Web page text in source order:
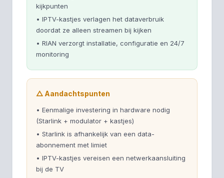
kijkpunten
• IPTV-kastjes verlagen het dataverbruik
doordat ze alleen streamen bij kijken
• RIAN verzorgt installatie, configuratie en 24/7
monitoring
△ Aandachtspunten
• Eenmalige investering in hardware nodig
(Starlink + modulator + kastjes)
• Starlink is afhankelijk van een data-
abonnement met limiet
• IPTV-kastjes vereisen een netwerkaansluiting
bij de TV